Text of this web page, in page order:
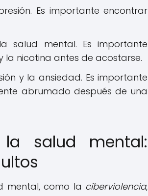
Es importante encontrar
salud mental. Es importante
nicotina antes de acostarse.
y la ansiedad. Es importante
abrumado después de una
la salud mental:
mental, como la ciberviolencia,